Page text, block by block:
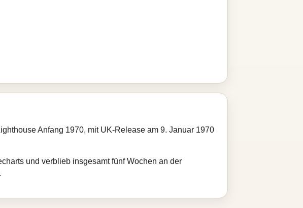
Anfang 1970, mit UK-Release am 9. Januar 1970
und verblieb insgesamt fünf Wochen an der